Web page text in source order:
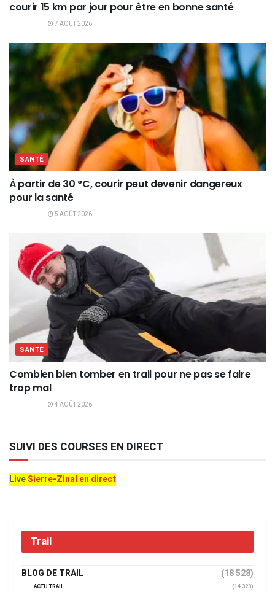
courir 15 km par jour pour être en bonne santé
7 AOÛT 2026
SANTÉ
À partir de 30 °C, courir peut devenir dangereux
pour la santé
5 AOÛT 2026
SANTÉ
Combien bien tomber en trail pour ne pas se faire
trop mal
4 AOÛT 2026
SUIVI DES COURSES EN DIRECT
LiveSierre-Zinal en direct
Trail
BLOG DE TRAIL (18 528)
ACTU TRAIL
(14 323)